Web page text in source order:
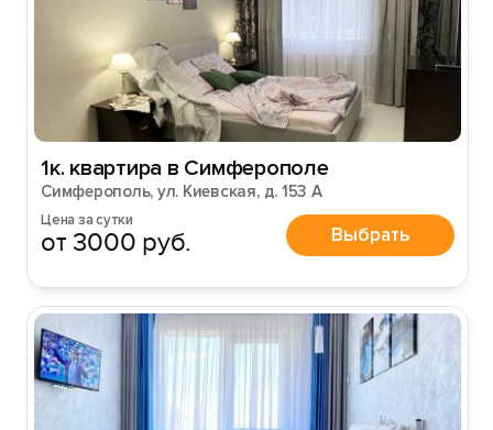
1к. квартира в Симферополе
Симферополь, ул. Киевская, д. 153 А
Цена за сутки
от 3000 руб. Выбрать
Войти
Войти с помощью